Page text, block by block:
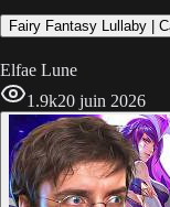
Fairy Fantasy Lullaby |
Elfae Lune
1.9k20 juin 2026